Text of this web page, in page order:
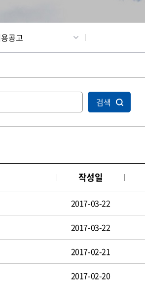
공고
검색
작성일
2017-03-22
2017-03-22
2017-02-21
2017-02-20